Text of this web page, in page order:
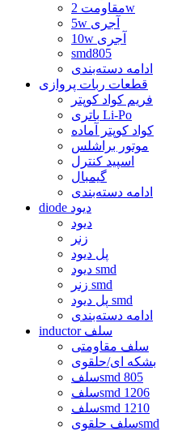
مقاومت 2w
5w آجری
10w آجری
smd805
ادامه دسته‌بندی
قطعات ربات پروازی
فریم کواد کوپتر
باتری Li-Po
کواد کوپتر آماده
موتور براشلس
اسپید کنترل
گیمبال
ادامه دسته‌بندی
diode دیود
دیود
زنر
پل دیود
دیود smd
زنر smd
پل دیود smd
ادامه دسته‌بندی
inductor سلف
سلف مقاومتی
بشکه ای/حلقوی
سلفsmd 805
سلفsmd 1206
سلفsmd 1210
سلف حلقویsmd